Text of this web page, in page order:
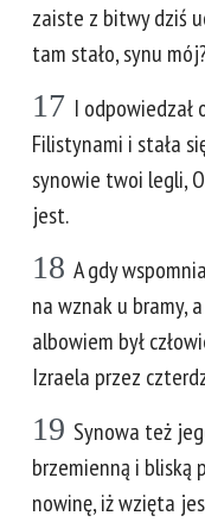
zaiste z bitwy dziś
tam stało, synu
17 I odpowiedzał
Filistynami i stała
synowie twoi legli,
jest.
18 A gdy
na wznak u bramy,
albowiem był
Izraela przez
19 Synowa też
brzemienną i bliską
nowinę, iż wzięta